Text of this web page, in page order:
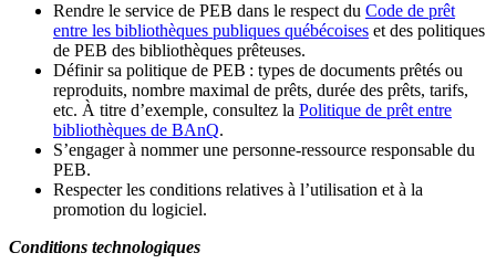
Rendre le service de PEB dans le respect du Code de prêt
entre les bibliothèques publiques québécoises et des politiques
de PEB des bibliothèques prêteuses.
Définir sa politique de PEB : types de documents prêtés ou
reproduits, nombre maximal de prêts, durée des prêts, tarifs,
etc. À titre d’exemple, consultez la Politique de prêt entre
bibliothèques de BAnQ.
S’engager à nommer une personne-ressource responsable du
PEB.
Respecter les conditions relatives à l’utilisation et à la
promotion du logiciel.
Conditions technologiques